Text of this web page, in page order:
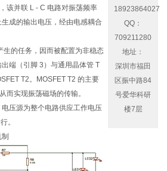
该并联 L - C 电路对振荡频率
成的输出电压，经由电感耦合
生的任务，因而被配置为非稳态
端（引脚 3）与通用晶体管 T
T2。MOSFET T2 的主要
而实现振荡磁场的传输。
压源为整个电路供应工作电压
。
制
18923864027
QQ：
709211280
地址：
深圳市福田
区振中路84
号爱华科研
楼7层